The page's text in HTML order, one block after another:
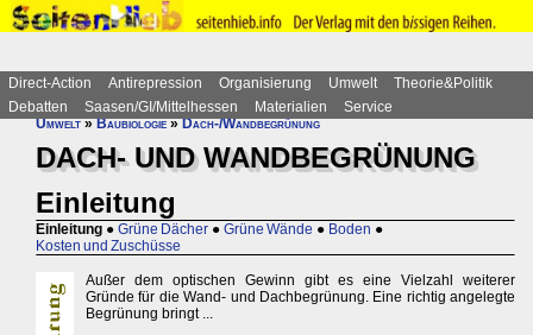
Direct-Action Antirepression Organisierung Umwelt
Theorie&Politik
Debatten
Saasen/GI/Mittelhessen Materialien
Service
Umwelt»Baubiologie»Dach-/Wandbegrünung
DACH- UND WANDBEGRÜNUNG
Einleitung
Einleitung ● Grüne Dächer ● Grüne Wände ● Boden ●
Kosten und Zuschüsse
Außer dem optischen Gewinn gibt es eine Vielzahl weiterer
Gründe für die Wand- und Dachbegrünung. Eine richtig angelegte
Begrünung bringt ...